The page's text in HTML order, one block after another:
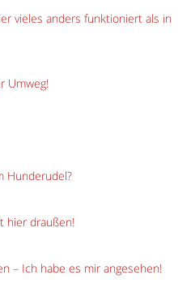
vieles anders funktioniert als in
Umweg!
Hunderudel?
hier draußen!
– Ich habe es mir angesehen!